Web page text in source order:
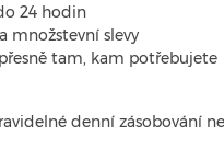
24 hodin
množstevní slevy
tam, kam potřebujete
denní zásobování